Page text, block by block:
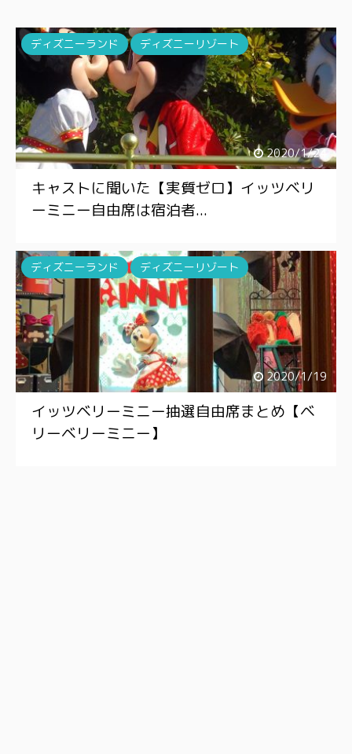
2020/1/24
ディズニーランド ディズニーリゾート
キャストに聞いた【実質ゼロ】イッツベリ
ーミニー自由席は宿泊者...
2020/1/19
ディズニーランド ディズニーリゾート
イッツベリーミニー抽選自由席まとめ【ベ
リーベリーミニー】